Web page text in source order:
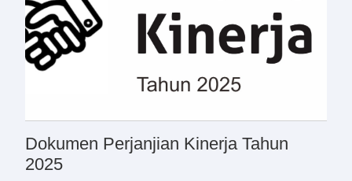
Dokumen Perjanjian Kinerja Tahun
2025